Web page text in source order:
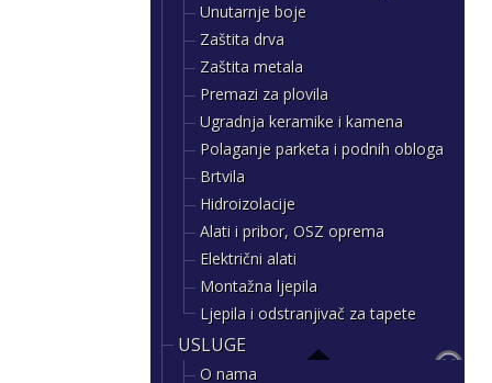
Unutarnje boje
Zaštita drva
Zaštita metala
Premazi za plovila
Ugradnja keramike i kamena
Polaganje parketa i podnih obloga
Brtvila
Hidroizolacije
Alati i pribor, OSZ oprema
Električni alati
Montažna ljepila
Ljepila i odstranjivač za tapete
USLUGE
O nama